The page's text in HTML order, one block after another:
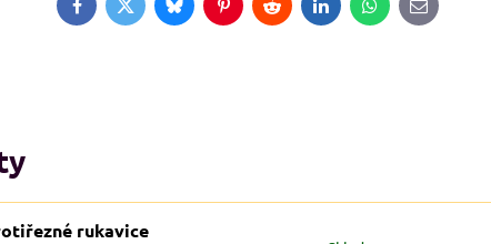
FacebookTwitterBlueskyPinterestRedditLinkedInWhatsApp
E-
mail
rukavice